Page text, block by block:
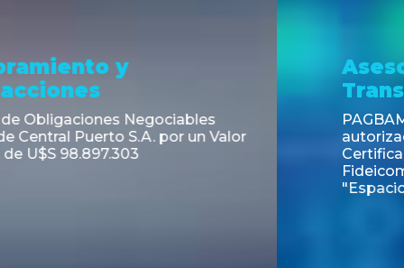
Asesoramiento y
Transacciones
PAGBAM asesoró a Volsmart en la
autorización para la tokenización de los
Certificados de Participación del